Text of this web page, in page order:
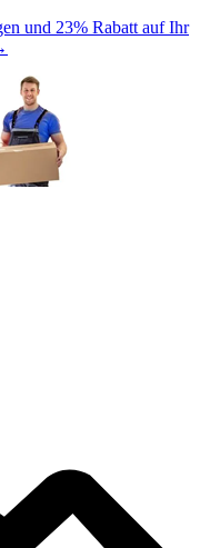
und 23% Rabatt auf Ihr